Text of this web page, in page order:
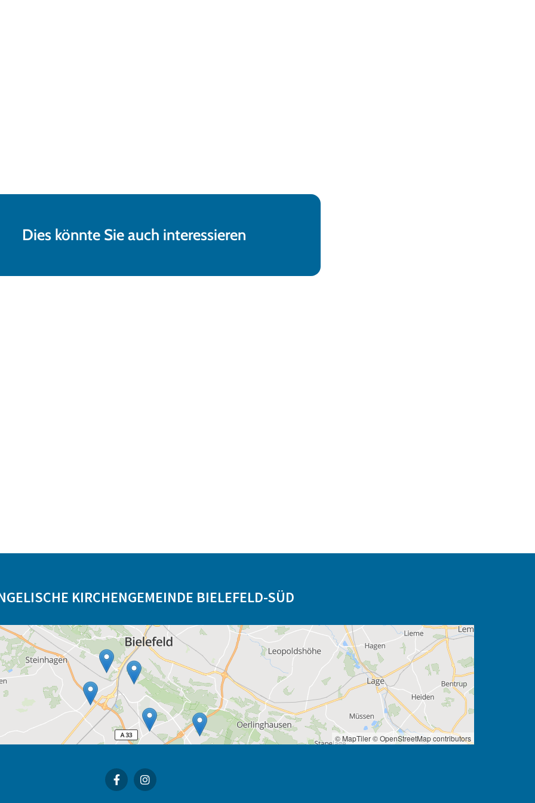
Dies könnte Sie auch interessieren
KIRCHENGEMEINDE BIELEFELD-SÜD
© MapTiler© OpenStreetMap contributors